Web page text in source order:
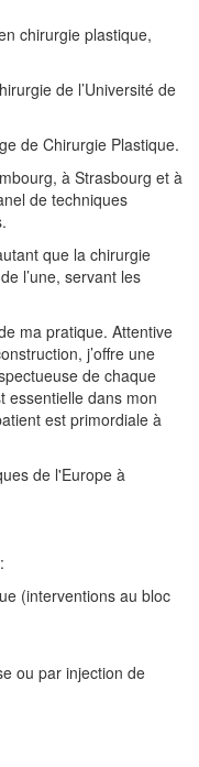
chirurgie plastique,
de l’Université de
de Chirurgie Plastique.
à Strasbourg et à
de techniques
que la chirurgie
l’une, servant les
ma pratique. Attentive
j’offre une
de chaque
essentielle dans mon
est primordiale à
de l'Europe à
:
(interventions au bloc
ou par injection de